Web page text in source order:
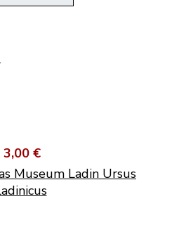
3,00 €
Museum Ladin Ursus